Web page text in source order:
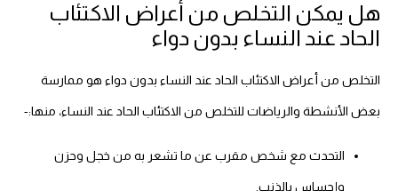
هل يمكن التخلص من أعراض الاكتئاب
الحاد عند النساء بدون دواء
التخلص من أعراض الاكتئاب الحاد عند النساء بدون دواء هو ممارسة
بعض الأنشطة والرياضات للتخلص من الاكتئاب الحاد عند النساء، منها:-
التحدث مع شخص مقرب عن ما تشعر به من خجل وحزن
وإحساس بالذنب.